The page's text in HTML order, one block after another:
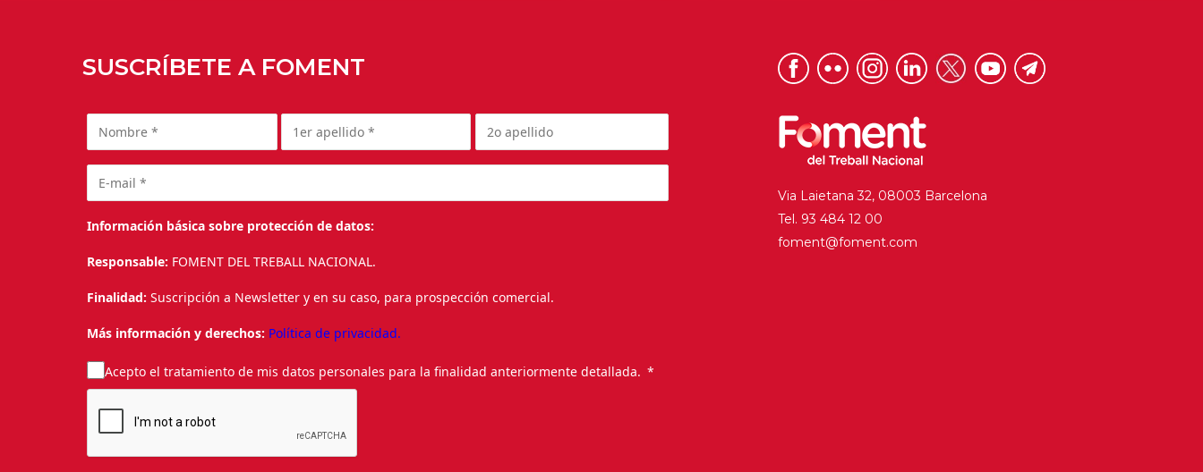
SUSCRÍBETE A FOMENT
Información básica sobre protección de datos:
Responsable: FOMENT DEL TREBALL NACIONAL.
Finalidad: Suscripción a Newsletter y en su caso, para prospección comercial.
Más información y derechos: Política de privacidad.
Acepto el tratamiento de mis datos personales para la finalidad anteriormente detallada.
Via Laietana 32, 08003 Barcelona
Tel. 93 484 12 00
foment@foment.com